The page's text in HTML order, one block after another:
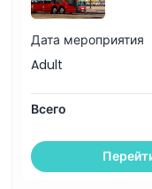
Дата мероприятия
Adult
Всего